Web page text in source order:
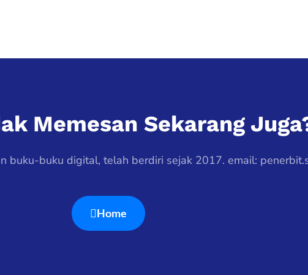
Memesan Sekarang
buku-buku digital, telah berdiri sejak 2017. email:
Home